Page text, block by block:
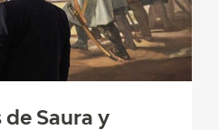
de Saura y